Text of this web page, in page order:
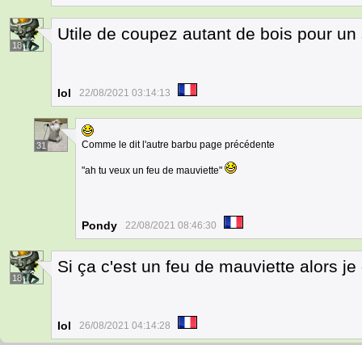
18
Utile de coupez autant de bois pour
Iol 22/08/2021 03:14:13
31 Comme le dit l'autre barbu page précédente
"ah tu veux un feu de mauviette"
Pondy 22/08/2021 08:46:30
18
Si ça c'est un feu de mauviette alors
Iol 26/08/2021 04:14:28